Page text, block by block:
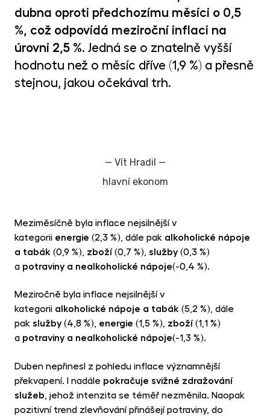
dubna oproti předchozímu měsíci o 0,5
%, což odpovídá meziroční inflaci na
úrovni 2,5 %. Jedná se o znatelně vyšší
hodnotu než o měsíc dříve (1,9 %) a přesně
stejnou, jakou očekával trh.
— Vít Hradil —
hlavní ekonom
Meziměsíčně byla inflace nejsilnější v
kategorii energie (2,3 %), dále pak alkoholické nápoje
a tabák (0,9 %), zboží (0,7 %), služby (0,3 %)
a potraviny a nealkoholické nápoje(-0,4 %).
Meziročně byla inflace nejsilnější v
kategorii alkoholické nápoje a tabák (5,2 %), dále
pak služby (4,8 %), energie (1,5 %), zboží (1,1 %)
a potraviny a nealkoholické nápoje(-1,3 %).
Duben nepřinesl z pohledu inflace významnější
překvapení. I nadále pokračuje svižné zdražování
služeb , jehož intenzita se téměř nezměnila. Naopak
pozitivní trend zlevňování přinášejí potraviny, do